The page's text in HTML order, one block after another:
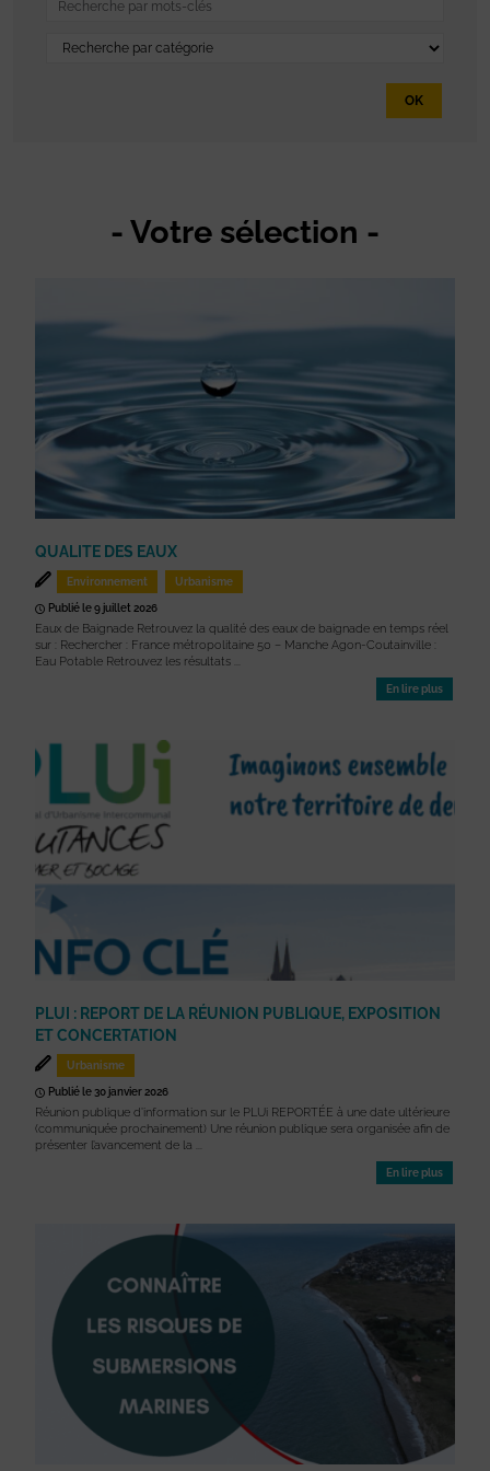
OK
- Votre sélection -
QUALITE DES EAUX
Environnement Urbanisme
Publié le 9 juillet 2026
Eaux de Baignade Retrouvez la qualité des eaux de baignade en temps réel
sur : Rechercher : France métropolitaine 50 – Manche Agon-Coutainville :
Eau Potable Retrouvez les résultats ...
En lire plus
PLUI : REPORT DE LA RÉUNION PUBLIQUE, EXPOSITION
ET CONCERTATION
Urbanisme
Publié le 30 janvier 2026
Réunion publique d’information sur le PLUi REPORTÉE à une date ultérieure
(communiquée prochainement) Une réunion publique sera organisée afin de
présenter l’avancement de la ...
En lire plus